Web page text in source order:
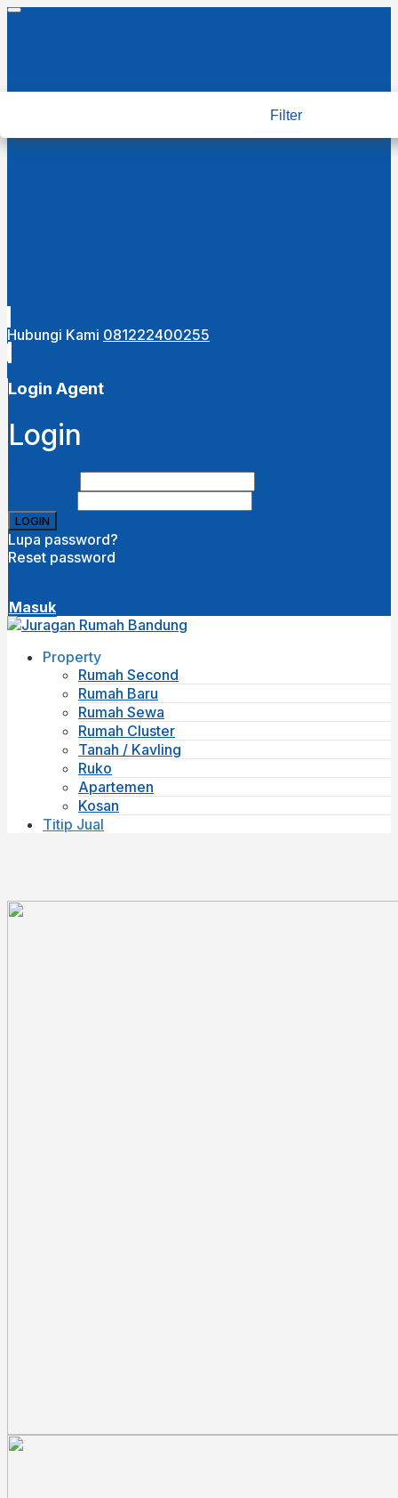
Hubungi Kami 081222400255
Login Agent
Login
Lupa password?
Reset password
Masuk
Property
Rumah Second
Rumah Baru
Rumah Sewa
Rumah Cluster
Tanah / Kavling
Ruko
Apartemen
Kosan
Titip Jual
Filter